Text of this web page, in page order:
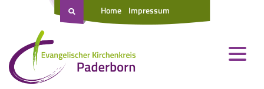
Home Impressum